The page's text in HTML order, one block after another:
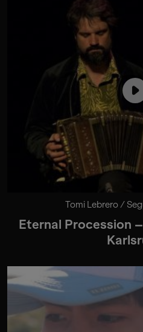
Tomi Lebrero /
Eternal Procession